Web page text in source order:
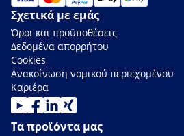
Σχετικά με εμάς
Όροι και προϋποθέσεις
Δεδομένα απορρήτου
Cookies
Ανακοίνωση νομικού περιεχομένου
Καριέρα
Τα προϊόντα μας